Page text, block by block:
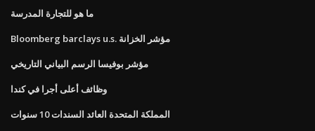
ما هو للتجارة المدرسة
Bloomberg barclays u.s. مؤشر الخزانة
مؤشر بوفيسا الرسم البياني التاريخي
وظائف أعلى أجرا في كندا
المملكة المتحدة العائد السندات 10 سنوات